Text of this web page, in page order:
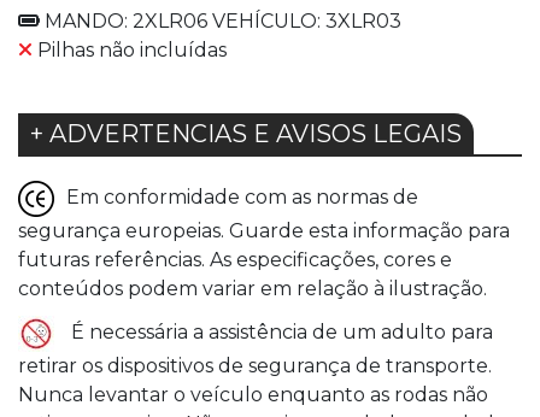
MANDO: 2XLR06 VEHÍCULO: 3XLR03
Pilhas não incluídas
+ ADVERTENCIAS E AVISOS LEGAIS
Em conformidade com as normas de
segurança europeias. Guarde esta informação para
futuras referências. As especificações, cores e
conteúdos podem variar em relação à ilustração.
É necessária a assistência de um adulto para
retirar os dispositivos de segurança de transporte.
Nunca levantar o veículo enquanto as rodas não